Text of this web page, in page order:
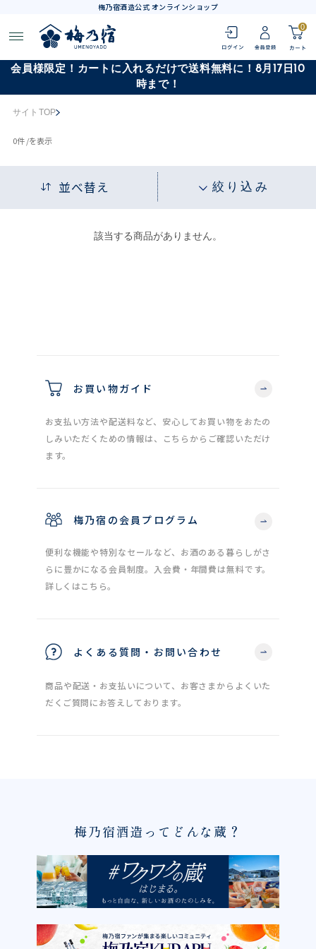
梅乃宿酒造公式 オンラインショップ
0
会員様限定！カートに入れるだけで送料無料に！8月17日10
時まで！
サイトTOP
0件 /を表示
並べ替え 絞り込み
該当する商品がありません。
お買い物ガイド
お支払い方法や配送料など、安心してお買い物をおたの
しみいただくための情報は、こちらからご確認いただけ
ます。
梅乃宿の会員プログラム
便利な機能や特別なセールなど、お酒のある暮らしがさ
らに豊かになる会員制度。入会費・年間費は無料です。
詳しくはこちら。
よくある質問・お問い合わせ
商品や配送・お支払いについて、お客さまからよくいた
だくご質問にお答えしております。
梅乃宿酒造ってどんな蔵？